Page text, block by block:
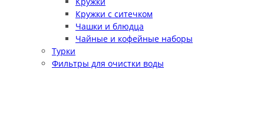
Кружки с ситечком
Чашки и блюдца
Чайные и кофейные наборы
Турки
Фильтры для очистки воды